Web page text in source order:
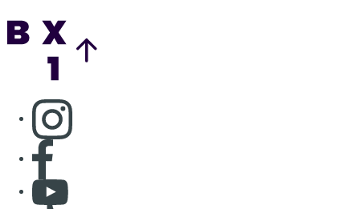
Consulter page Instagram
Consulter page Facebook
Consulter Youtube